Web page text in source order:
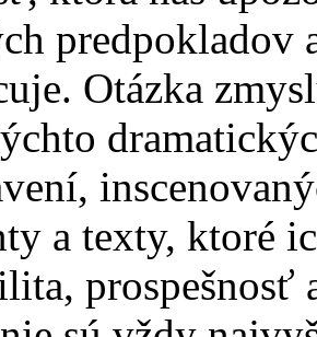
predpokladov
Otázka
a texty, ktoré
prospešnosť